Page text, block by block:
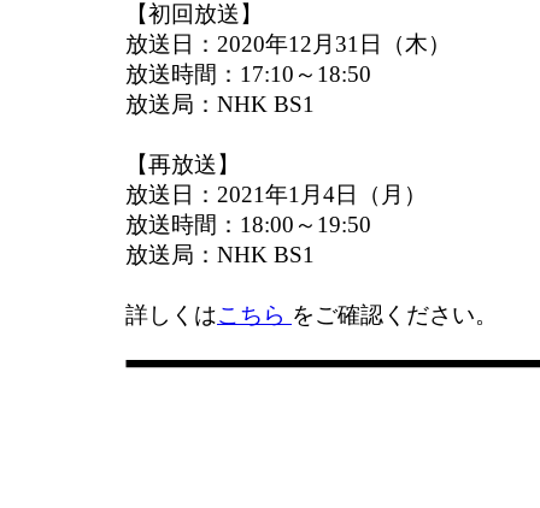
【初回放送】
放送日：2020年12月31日（木）
放送時間：17:10～18:50
放送局：NHK BS1
【再放送】
放送日：2021年1月4日（月）
放送時間：18:00～19:50
放送局：NHK BS1
詳しくはこちら をご確認ください。